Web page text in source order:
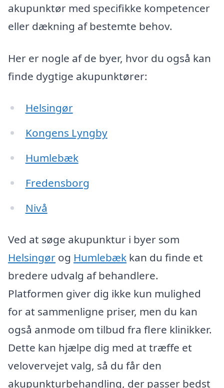
akupunktør med specifikke kompetencer
eller dækning af bestemte behov.
Her er nogle af de byer, hvor du også kan
finde dygtige akupunktører:
Helsingør
Kongens Lyngby
Humlebæk
Fredensborg
Nivå
Ved at søge akupunktur i byer som
Helsingør og Humlebæk kan du finde et
bredere udvalg af behandlere.
Platformen giver dig ikke kun mulighed
for at sammenligne priser, men du kan
også anmode om tilbud fra flere klinikker.
Dette kan hjælpe dig med at træffe et
velovervejet valg, så du får den
akupunkturbehandling, der passer bedst